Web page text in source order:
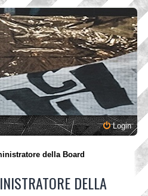
Login
della Board
DELLA